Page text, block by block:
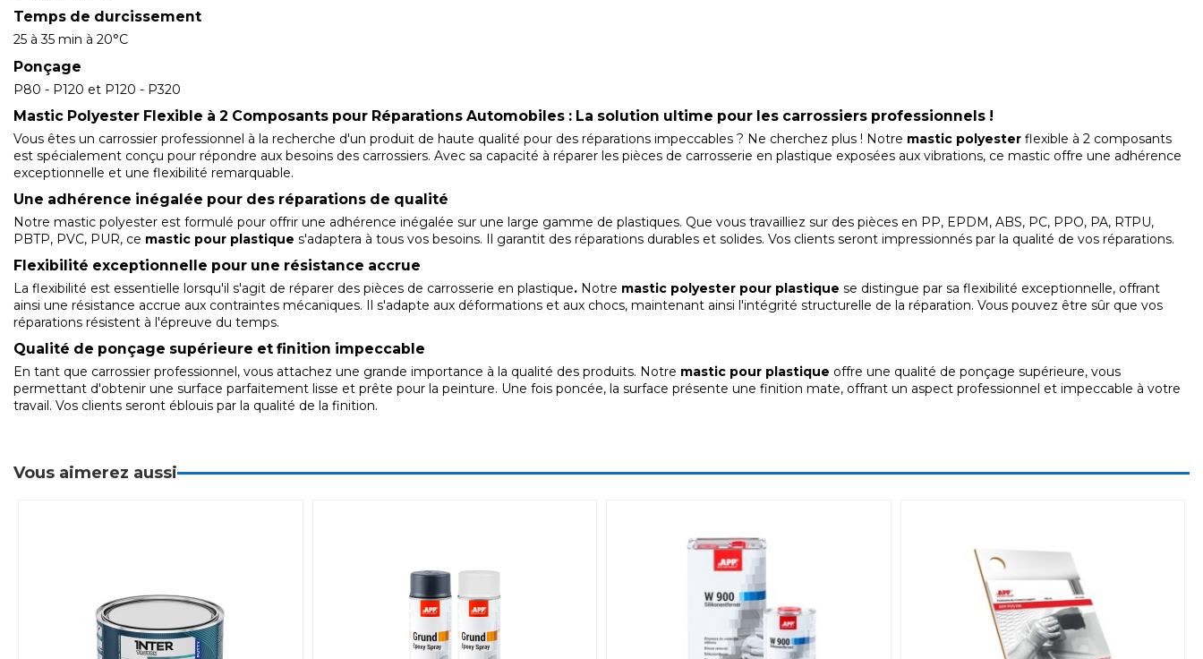
Temps de durcissement
25 à 35 min à 20°C
Ponçage
P80 - P120 et P120 - P320
Mastic Polyester Flexible à 2 Composants pour Réparations Automobiles : La solution ultime pour les carrossiers professionnels !
Vous êtes un carrossier professionnel à la recherche d'un produit de haute qualité pour des réparations impeccables ? Ne cherchez plus ! Notre mastic polyester flexible à 2 composants
est spécialement conçu pour répondre aux besoins des carrossiers. Avec sa capacité à réparer les pièces de carrosserie en plastique exposées aux vibrations, ce mastic offre une adhérence
exceptionnelle et une flexibilité remarquable.
Une adhérence inégalée pour des réparations de qualité
Notre mastic polyester est formulé pour offrir une adhérence inégalée sur une large gamme de plastiques. Que vous travailliez sur des pièces en PP, EPDM, ABS, PC, PPO, PA, RTPU,
PBTP, PVC, PUR, ce mastic pour plastique s'adaptera à tous vos besoins. Il garantit des réparations durables et solides. Vos clients seront impressionnés par la qualité de vos réparations.
Flexibilité exceptionnelle pour une résistance accrue
La flexibilité est essentielle lorsqu'il s'agit de réparer des pièces de carrosserie en plastique. Notre mastic polyester pour plastique se distingue par sa flexibilité exceptionnelle, offrant
ainsi une résistance accrue aux contraintes mécaniques. Il s'adapte aux déformations et aux chocs, maintenant ainsi l'intégrité structurelle de la réparation. Vous pouvez être sûr que vos
réparations résistent à l'épreuve du temps.
Qualité de ponçage supérieure et finition impeccable
En tant que carrossier professionnel, vous attachez une grande importance à la qualité des produits. Notre mastic pour plastique offre une qualité de ponçage supérieure, vous
permettant d'obtenir une surface parfaitement lisse et prête pour la peinture. Une fois poncée, la surface présente une finition mate, offrant un aspect professionnel et impeccable à votre
travail. Vos clients seront éblouis par la qualité de la finition.
Vous aimerez aussi